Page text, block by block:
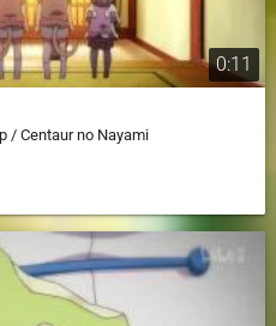
0:11
/ Centaur no Nayami